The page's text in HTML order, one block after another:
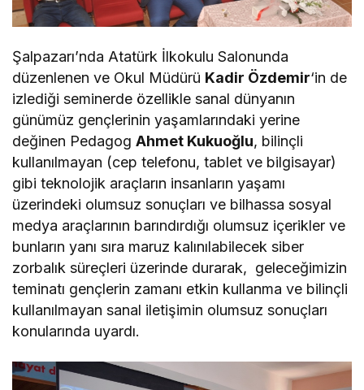
Şalpazarı’nda Atatürk İlkokulu Salonunda
düzenlenen ve Okul Müdürü Kadir Özdemir‘in de
izlediği seminerde özellikle sanal dünyanın
günümüz gençlerinin yaşamlarındaki yerine
değinen PedagogAhmet Kukuoğlu, bilinçli
kullanılmayan (cep telefonu, tablet ve bilgisayar)
gibi teknolojik araçların insanların yaşamı
üzerindeki olumsuz sonuçları ve bilhassa sosyal
medya araçlarının barındırdığı olumsuz içerikler ve
bunların yanı sıra maruz kalınılabilecek siber
zorbalık süreçleri üzerinde durarak, geleceğimizin
teminatı gençlerin zamanı etkin kullanma ve bilinçli
kullanılmayan sanal iletişimin olumsuz sonuçları
konularında uyardı.